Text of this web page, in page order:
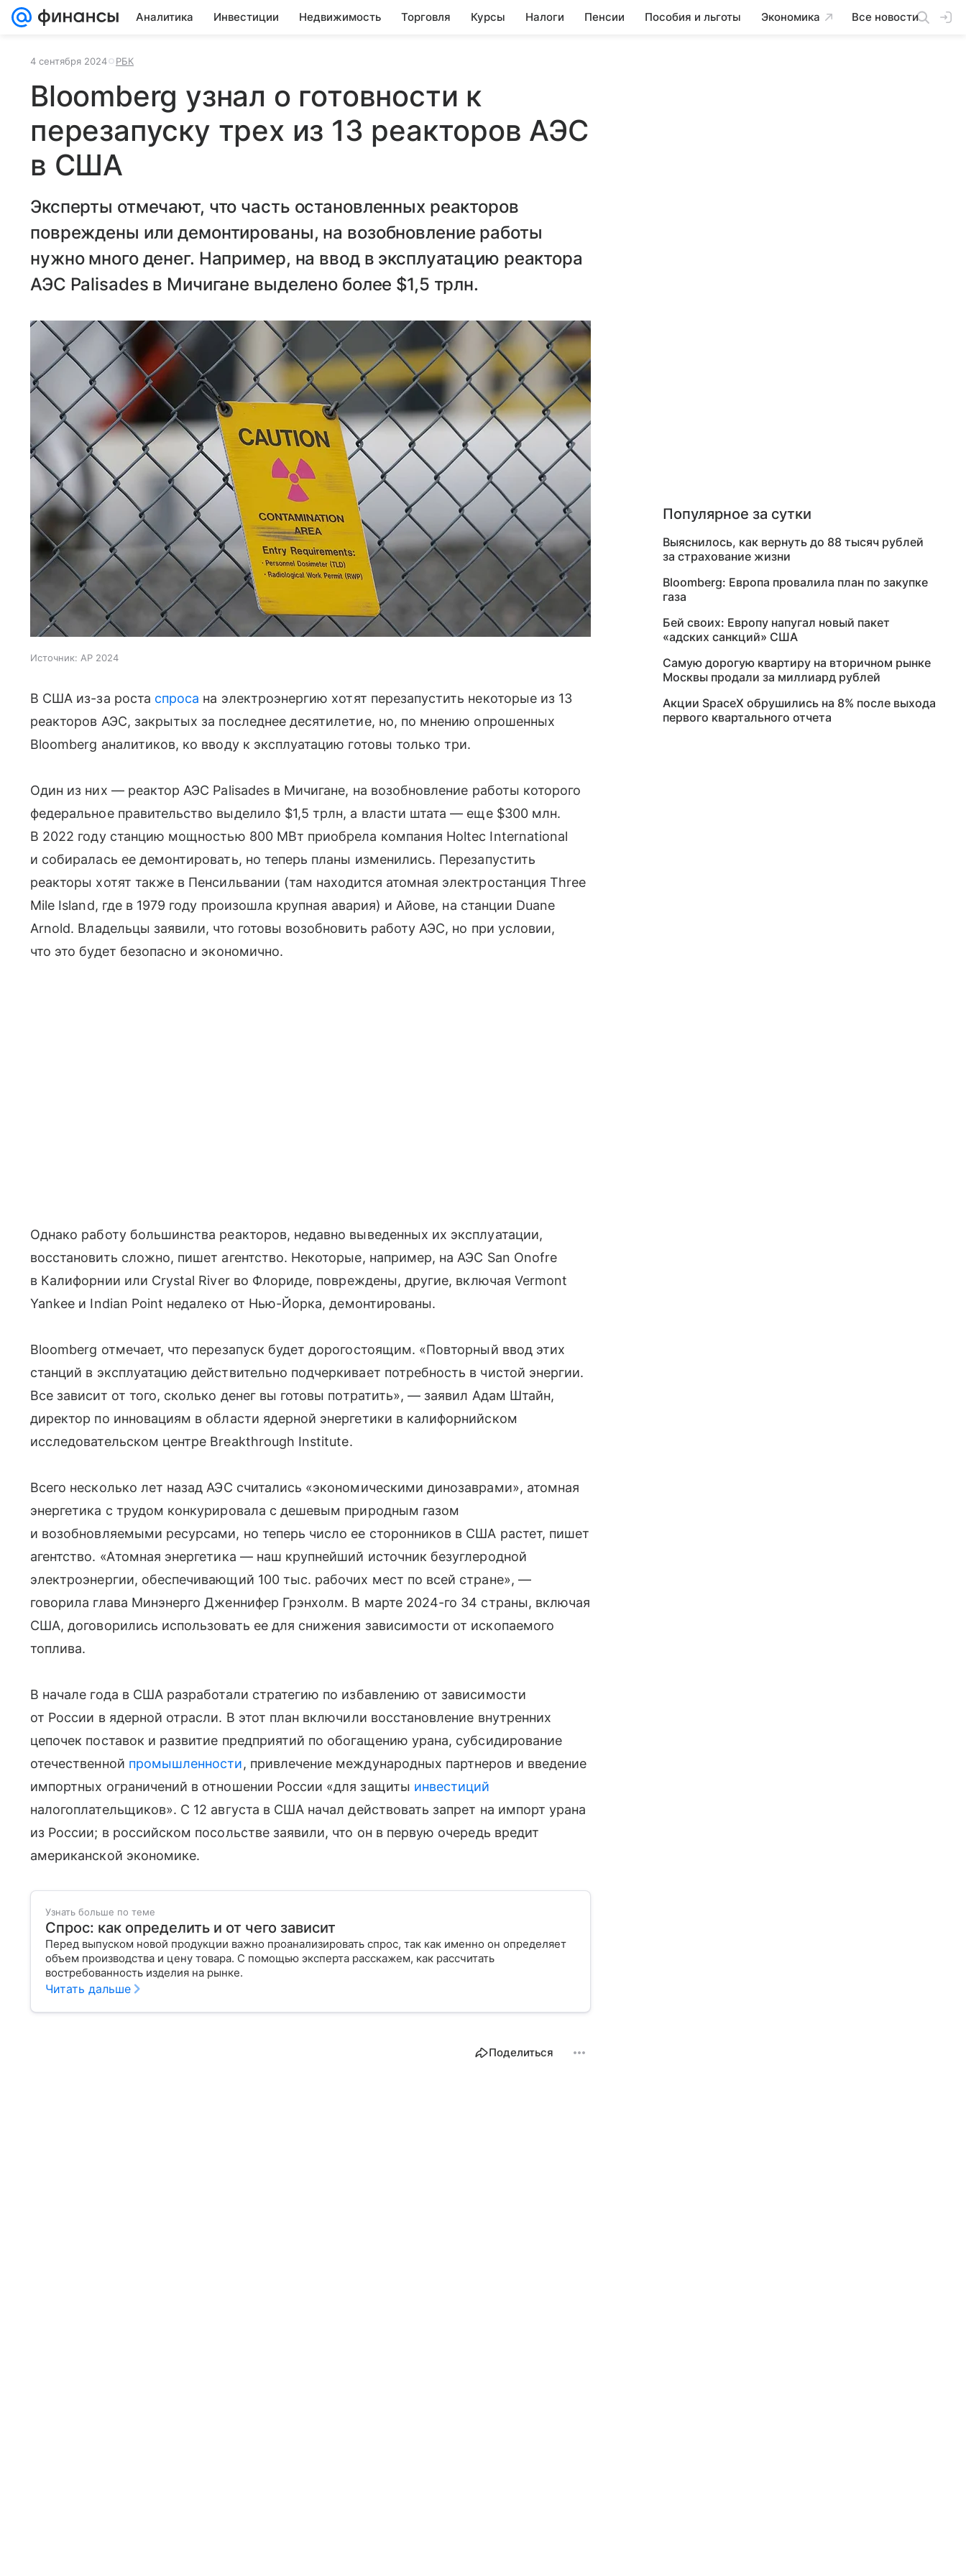
Аналитика Инвестиции Недвижимость Торговля Курсы Налоги Пенсии Пособия и льготы Экономика Все новости
4 сентября 2024 РБК
Bloomberg узнал о готовности к
перезапуску трех из 13 реакторов АЭС
в США
Эксперты отмечают, что часть остановленных реакторов
повреждены или демонтированы, на возобновление работы
нужно много денег. Например, на ввод в эксплуатацию реактора
АЭС Palisades в Мичигане выделено более $1,5 трлн.
Источник: AP 2024
В США из-за роста спроса на электроэнергию хотят перезапустить некоторые из 13
реакторов АЭС, закрытых за последнее десятилетие, но, по мнению опрошенных
Bloomberg аналитиков, ко вводу к эксплуатацию готовы только три.
Один из них — реактор АЭС Palisades в Мичигане, на возобновление работы которого
федеральное правительство выделило $1,5 трлн, а власти штата — еще $300 млн.
В 2022 году станцию мощностью 800 МВт приобрела компания Holtec International
и собиралась ее демонтировать, но теперь планы изменились. Перезапустить
реакторы хотят также в Пенсильвании (там находится атомная электростанция Three
Mile Island, где в 1979 году произошла крупная авария) и Айове, на станции Duane
Arnold. Владельцы заявили, что готовы возобновить работу АЭС, но при условии,
что это будет безопасно и экономично.
Однако работу большинства реакторов, недавно выведенных их эксплуатации,
восстановить сложно, пишет агентство. Некоторые, например, на АЭС San Onofre
в Калифорнии или Crystal River во Флориде, повреждены, другие, включая Vermont
Yankee и Indian Point недалеко от Нью-Йорка, демонтированы.
Bloomberg отмечает, что перезапуск будет дорогостоящим. «Повторный ввод этих
станций в эксплуатацию действительно подчеркивает потребность в чистой энергии.
Все зависит от того, сколько денег вы готовы потратить», — заявил Адам Штайн,
директор по инновациям в области ядерной энергетики в калифорнийском
исследовательском центре Breakthrough Institute.
Всего несколько лет назад АЭС считались «экономическими динозаврами», атомная
энергетика с трудом конкурировала с дешевым природным газом
и возобновляемыми ресурсами, но теперь число ее сторонников в США растет, пишет
агентство. «Атомная энергетика — наш крупнейший источник безуглеродной
электроэнергии, обеспечивающий 100 тыс. рабочих мест по всей стране», —
говорила глава Минэнерго Дженнифер Грэнхолм. В марте 2024-го 34 страны, включая
США, договорились использовать ее для снижения зависимости от ископаемого
топлива.
В начале года в США разработали стратегию по избавлению от зависимости
от России в ядерной отрасли. В этот план включили восстановление внутренних
цепочек поставок и развитие предприятий по обогащению урана, субсидирование
отечественной промышленности, привлечение международных партнеров и введение
импортных ограничений в отношении России «для защиты инвестиций
налогоплательщиков». С 12 августа в США начал действовать запрет на импорт урана
из России; в российском посольстве заявили, что он в первую очередь вредит
американской экономике.
Узнать больше по теме
Спрос: как определить и от чего зависит
Перед выпуском новой продукции важно проанализировать спрос, так как именно он определяет
объем производства и цену товара. С помощью эксперта расскажем, как рассчитать
востребованность изделия на рынке.
Читать дальше
Поделиться
Популярное за сутки
Выяснилось, как вернуть до 88 тысяч рублей
за страхование жизни
Bloomberg: Европа провалила план по закупке
газа
Бей своих: Европу напугал новый пакет
«адских санкций» США
Самую дорогую квартиру на вторичном рынке
Москвы продали за миллиард рублей
Акции SpaceX обрушились на 8% после выхода
первого квартального отчета